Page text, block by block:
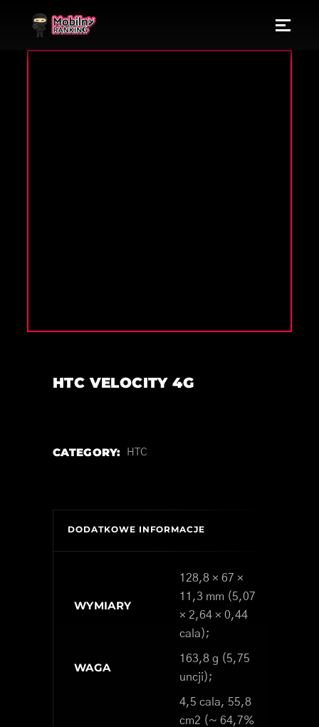
HTC VELOCITY 4G
CATEGORY: HTC
DODATKOWE INFORMACJE
WYMIARY
128,8 × 67 ×
11,3 mm (5,07
× 2,64 × 0,44
cala);
WAGA
163,8 g (5,75
uncji);
4,5 cala, 55,8
cm2 (~ 64,7%